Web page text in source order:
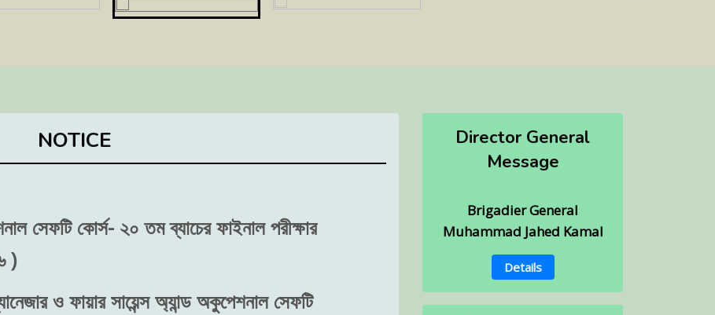
NOTICE
সেফটি কোর্স- ২০ তম ব্যাচের ফাইনাল পরীক্ষার
)
ও ফায়ার সায়েন্স অ্যান্ড অকুপেশনাল সেফটি
Director General
Message
Brigadier General
Muhammad Jahed Kamal
Details